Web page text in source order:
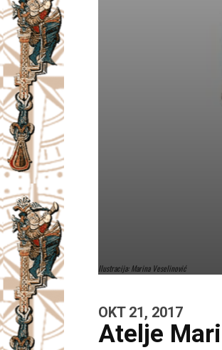
Ilustracija: Marina Veselinović
OKT 21, 2017
Atelje